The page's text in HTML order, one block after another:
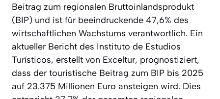
Beitrag zum regionalen Bruttoinlandsprodukt
(BIP) und ist für beeindruckende 47,6% des
wirtschaftlichen Wachstums verantwortlich. Ein
aktueller Bericht des Instituto de Estudios
Turísticos, erstellt von Exceltur, prognostiziert,
dass der touristische Beitrag zum BIP bis 2025
auf 23.375 Millionen Euro ansteigen wird. Dies